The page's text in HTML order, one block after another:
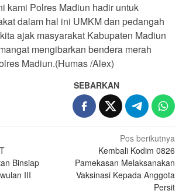
kami Polres Madiun hadir untuk
dalam hal ini UMKM dan pedangah
ajak masyarakat Kabupaten Madiun
mengibarkan bendera merah
Madiun.(Humas /Alex)
SEBARKAN
Binsiap
III
Pos berikutnya
Kembali Kodim 0826
Pamekasan Melaksanakan
Vaksinasi Kepada Anggota
Persit